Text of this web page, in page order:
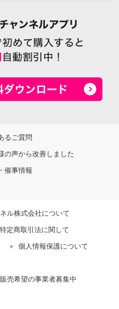
るご質問
の声から改善しました
催事情報
ル株式会社について
特定商取引法に関して
個人情報保護について
売希望の事業者募集中